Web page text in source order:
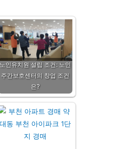
노인유치원 설립 조건: 노인
주간보호센터의 창업 조건
은?